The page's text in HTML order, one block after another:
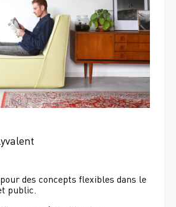
des concepts flexibles dans le
public.